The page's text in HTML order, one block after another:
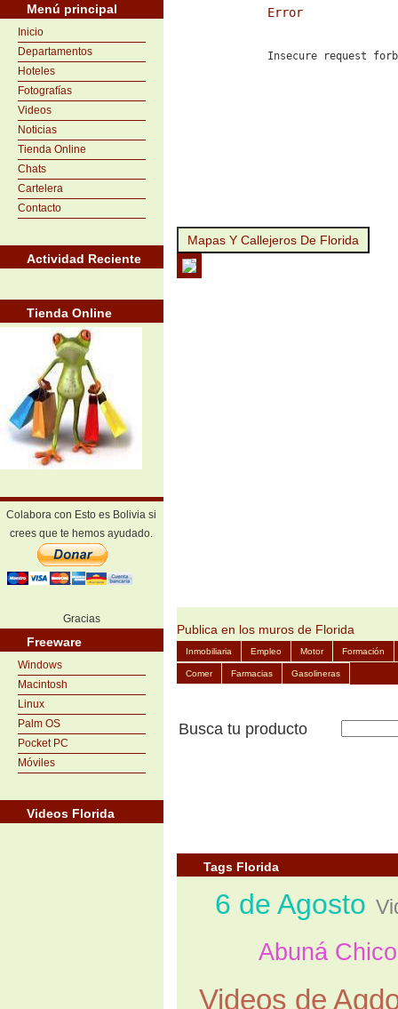
Menú principal
Inicio
Departamentos
Hoteles
Fotografías
Videos
Noticias
Tienda Online
Chats
Cartelera
Contacto
Actividad Reciente
Tienda Online
Colabora con Esto es Bolivia si
crees que te hemos ayudado.
Gracias
Freeware
Windows
Macintosh
Linux
Palm OS
Pocket PC
Móviles
Videos Florida
Error
Insecure request
Mapas Y Callejeros De Florida
Publica en los muros de Florida
Inmobiliaria Empleo Motor Formación
Comer Farmacias Gasolineras
Busca tu producto
Tags Florida
6 de Agosto
Abuná Chico
Videos de